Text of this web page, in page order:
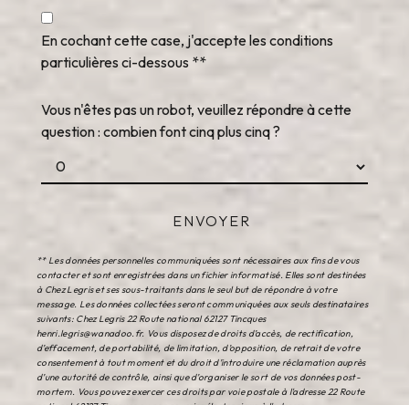
En cochant cette case, j'accepte les conditions
particulières ci-dessous **
Vous n'êtes pas un robot, veuillez répondre à cette
question : combien font cinq plus cinq ?
ENVOYER
** Les données personnelles communiquées sont nécessaires aux fins de vous
contacter et sont enregistrées dans un fichier informatisé. Elles sont destinées
à Chez Legris et ses sous-traitants dans le seul but de répondre à votre
message. Les données collectées seront communiquées aux seuls destinataires
suivants: Chez Legris 22 Route national 62127 Tincques
henri.legris@wanadoo.fr. Vous disposez de droits d’accès, de rectification,
d’effacement, de portabilité, de limitation, d’opposition, de retrait de votre
consentement à tout moment et du droit d’introduire une réclamation auprès
d’une autorité de contrôle, ainsi que d’organiser le sort de vos données post-
mortem. Vous pouvez exercer ces droits par voie postale à l'adresse 22 Route